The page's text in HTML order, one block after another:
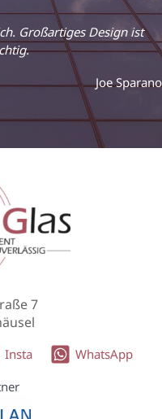
Großartiges Design ist
Joe Sparano
7
Insta
WhatsApp